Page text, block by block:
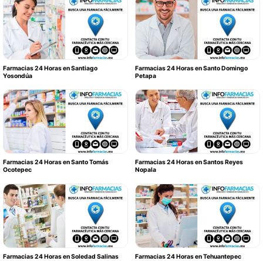
Farmacias 24 Horas en Santiago
Yosondúa
Farmacias 24 Horas en Santo Domingo
Petapa
Farmacias 24 Horas en Santo Tomás
Ocotepec
Farmacias 24 Horas en Santos Reyes
Nopala
Farmacias 24 Horas en Soledad Salinas Farmacias 24 Horas en Tehuantepec